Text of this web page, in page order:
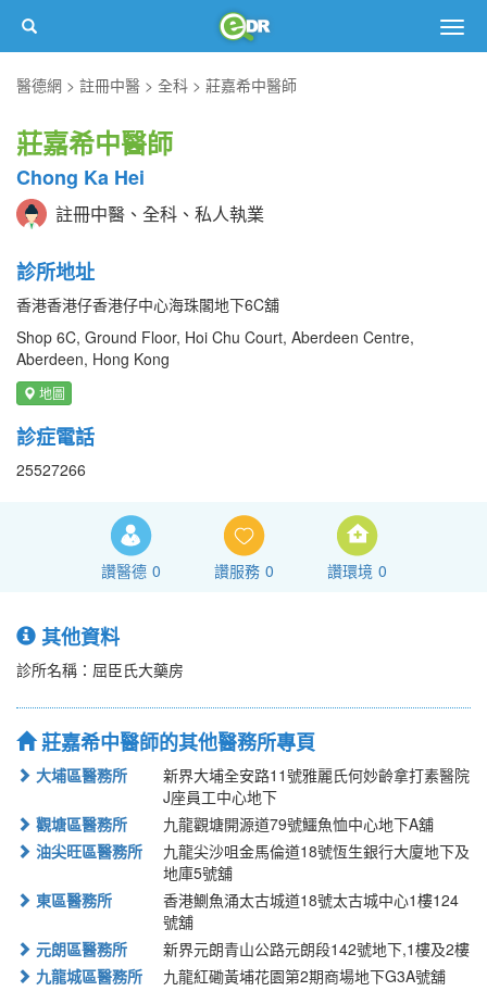
醫德網
註冊中醫 全科 莊嘉希中醫師
莊嘉希中醫師
Chong Ka Hei
註冊中醫、全科、私人執業
診所地址
香港香港仔香港仔中心海珠閣地下6C舖
Shop 6C, Ground Floor, Hoi Chu Court, Aberdeen Centre,
Aberdeen, Hong Kong
地圖
診症電話
25527266
讚醫德 0 讚服務 0 讚環境 0
其他資料
診所名稱：屈臣氏大藥房
莊嘉希中醫師的其他醫務所專頁
大埔區醫務所
新界大埔全安路11號雅麗氏何妙齡拿打素醫院
J座員工中心地下
觀塘區醫務所
九龍觀塘開源道79號鱷魚恤中心地下A舖
油尖旺區醫務所
九龍尖沙咀金馬倫道18號恆生銀行大廈地下及
地庫5號舖
東區醫務所
香港鰂魚涌太古城道18號太古城中心1樓124
號舖
元朗區醫務所
新界元朗青山公路元朗段142號地下,1樓及2樓
九龍城區醫務所
九龍紅磡黃埔花園第2期商場地下G3A號舖